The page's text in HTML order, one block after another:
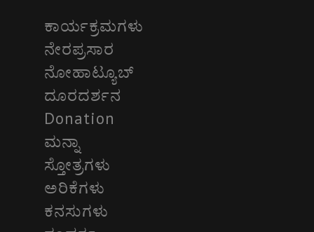
ಕಾರ್ಯಕ್ರಮಗಳು
ನೇರಪ್ರಸಾರ
ನೋಹಾಟ್ಯೂಬ್
ದೂರದರ್ಶನ
Donation
ಮನ್ನಾ
ಸ್ತೋತ್ರಗಳು
ಅರಿಕೆಗಳು
ಕನಸುಗಳು